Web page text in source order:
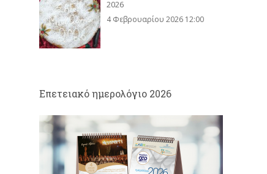
2026
4 Φεβρουαρίου 2026 12:00
Eπετειακό ημερολόγιο 2026